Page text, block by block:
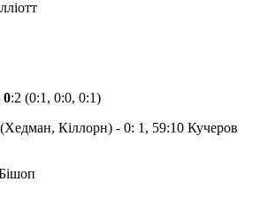
0:2 (0:1, 0:0, 0:1)
Кіллорн) - 0: 1, 59:10 Кучеров